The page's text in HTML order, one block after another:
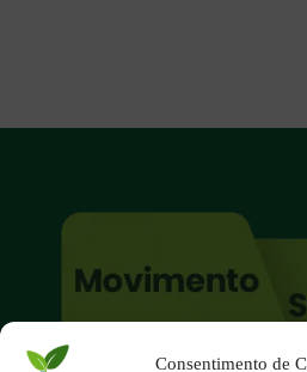
Consentimento de